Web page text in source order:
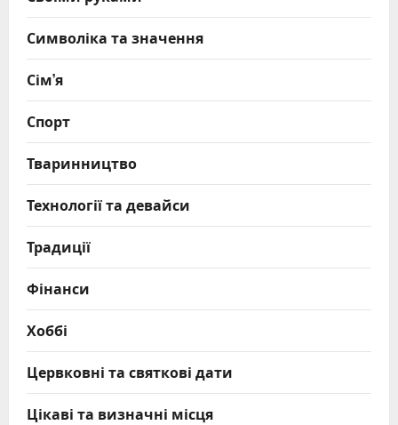
Символіка та значення
Сім’я
Спорт
Тваринництво
Технології та девайси
Традиції
Фінанси
Хоббі
Цервковні та святкові дати
Цікаві та визначні місця